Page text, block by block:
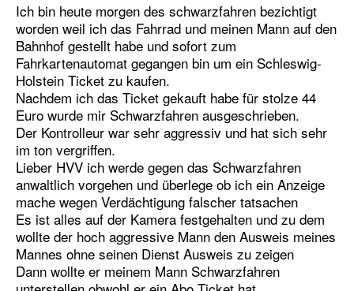
Ich bin heute morgen des schwarzfahren bezichtigt
worden weil ich das Fahrrad und meinen Mann auf den
Bahnhof gestellt habe und sofort zum
Fahrkartenautomat gegangen bin um ein Schleswig-
Holstein Ticket zu kaufen.
Nachdem ich das Ticket gekauft habe für stolze 44
Euro wurde mir Schwarzfahren ausgeschrieben.
Der Kontrolleur war sehr aggressiv und hat sich sehr
im ton vergriffen.
Lieber HVV ich werde gegen das Schwarzfahren
anwaltlich vorgehen und überlege ob ich ein Anzeige
mache wegen Verdächtigung falscher tatsachen
Es ist alles auf der Kamera festgehalten und zu dem
wollte der hoch aggressive Mann den Ausweis meines
Mannes ohne seinen Dienst Ausweis zu zeigen
Dann wollte er meinem Mann Schwarzfahren